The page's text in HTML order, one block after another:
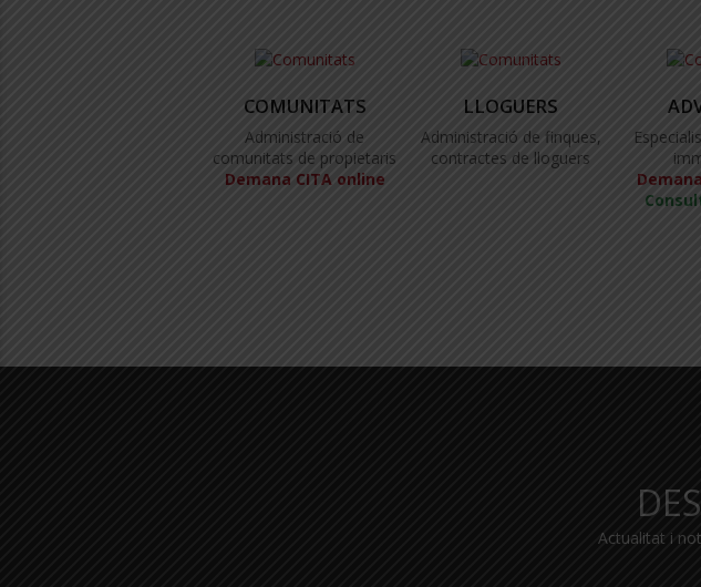
COMUNITATS
Administració de
comunitats de propietaris
Demana CITA online
LLOGUERS
Administració de finques,
contractes de lloguers
Actualitat i